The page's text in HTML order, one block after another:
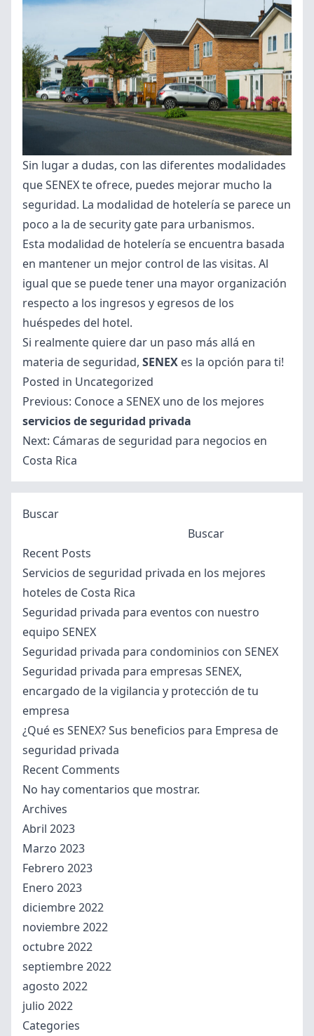
Sin lugar a dudas, con las diferentes modalidades
que SENEX te ofrece, puedes mejorar mucho la
seguridad. La modalidad de hotelería se parece un
poco a la de security gate para urbanismos.
Esta modalidad de hotelería se encuentra basada
en mantener un mejor control de las visitas. Al
igual que se puede tener una mayor organización
respecto a los ingresos y egresos de los
huéspedes del hotel.
Si realmente quiere dar un paso más allá en
materia de seguridad, SENEX es la opción para ti!
Posted in Uncategorized
Navegación
de
entradas
Previous: Conoce a SENEX uno de los mejores
servicios de seguridad privada
Next: Cámaras de seguridad para negocios en
Costa Rica
Buscar
Buscar
Recent Posts
Servicios de seguridad privada en los mejores
hoteles de Costa Rica
Seguridad privada para eventos con nuestro
equipo SENEX
Seguridad privada para condominios con SENEX
Seguridad privada para empresas SENEX,
encargado de la vigilancia y protección de tu
empresa
¿Qué es SENEX? Sus beneficios para Empresa de
seguridad privada
Recent Comments
No hay comentarios que mostrar.
Archives
Abril 2023
Marzo 2023
Febrero 2023
Enero 2023
diciembre 2022
noviembre 2022
octubre 2022
septiembre 2022
agosto 2022
julio 2022
Categories